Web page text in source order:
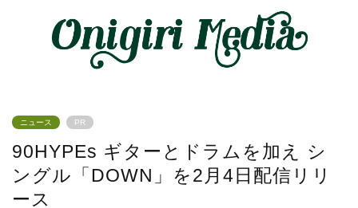
ニュース PR
90HYPEs ギターとドラムを加え シ
ングル「DOWN」を2月4日配信リリ
ース